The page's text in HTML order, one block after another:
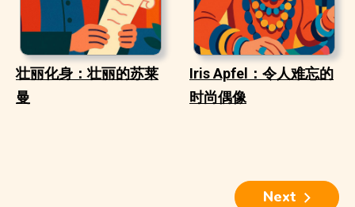
壮丽化身：壮丽的苏莱
曼
Iris Apfel：令人难忘的
时尚偶像
Next